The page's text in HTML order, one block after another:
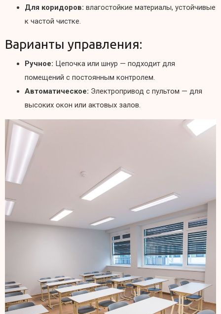
Для коридоров: влагостойкие материалы, устойчивые
к частой чистке.
Варианты управления:
Ручное: Цепочка или шнур — подходит для
помещений с постоянным контролем.
Автоматическое: Электропривод с пультом — для
высоких окон или актовых залов.